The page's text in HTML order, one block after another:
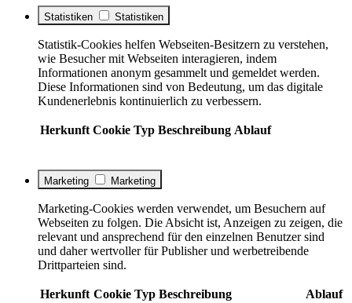
Statistiken Statistiken
Statistik-Cookies helfen Webseiten-Besitzern zu verstehen,
wie Besucher mit Webseiten interagieren, indem
Informationen anonym gesammelt und gemeldet werden.
Diese Informationen sind von Bedeutung, um das digitale
Kundenerlebnis kontinuierlich zu verbessern.
Herkunft Cookie Typ Beschreibung Ablauf
Marketing Marketing
Marketing-Cookies werden verwendet, um Besuchern auf
Webseiten zu folgen. Die Absicht ist, Anzeigen zu zeigen, die
relevant und ansprechend für den einzelnen Benutzer sind
und daher wertvoller für Publisher und werbetreibende
Drittparteien sind.
Herkunft Cookie Typ Beschreibung Ablauf